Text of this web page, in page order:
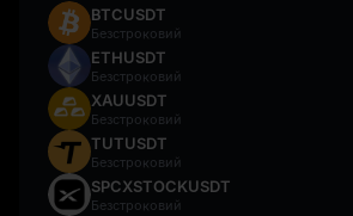
BTCUSDT
Безстроковий
ETHUSDT
Безстроковий
XAUUSDT
Безстроковий
TUTUSDT
Безстроковий
SPCXSTOCKUSDT
Безстроковий